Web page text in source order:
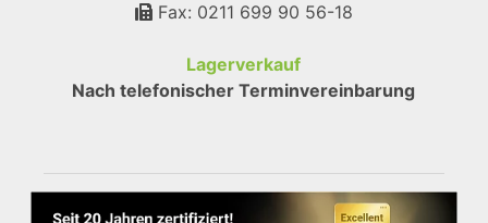
Fax: 0211 699 90 56-18
Lagerverkauf
Nach telefonischer Terminvereinbarung